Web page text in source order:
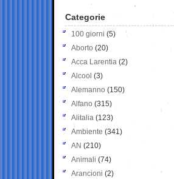
Categorie
100 giorni (5)
Aborto (20)
Acca Larentia (2)
Alcool (3)
Alemanno (150)
Alfano (315)
Alitalia (123)
Ambiente (341)
AN (210)
Animali (74)
Arancioni (2)